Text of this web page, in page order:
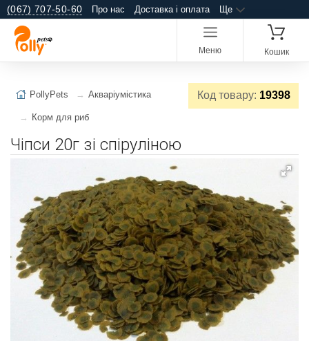
(067) 707-50-60 Про нас Доставка і оплата Ще
Меню Кошик
Код товару: 19398
PollyPets Акваріумістика
Корм для риб
Чіпси 20г зі спіруліною